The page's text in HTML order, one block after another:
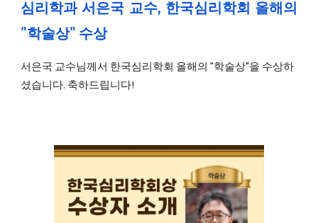
심리학과 서은국 교수, 한국심리학회 올해의
"학술상" 수상
서은국 교수님께서 한국심리학회 올해의 "학술상"을 수상하
셨습니다. 축하드립니다!